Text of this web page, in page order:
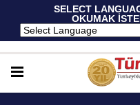
SELECT
OKUMAK